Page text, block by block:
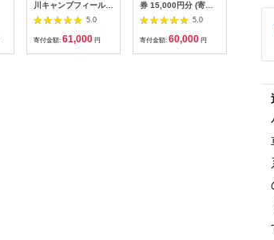
川キャンプフィールド
「住箱-jyubako-」ペ
ア宿泊チケット
5.0
寄付金額: 61,000 円
券 15,000円分 (寄附
額 60,000円) 宿泊チ
ケット 宿泊 宿 山小屋
山荘 ホテル 旅 旅行
5.0
寄付金額: 60,000 円
行 お
事 ラ
無料